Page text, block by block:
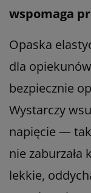
wspomaga
Opaska
dla
bezpiecznie
Wystarczy
napięcie —
nie zaburzała
lekkie,